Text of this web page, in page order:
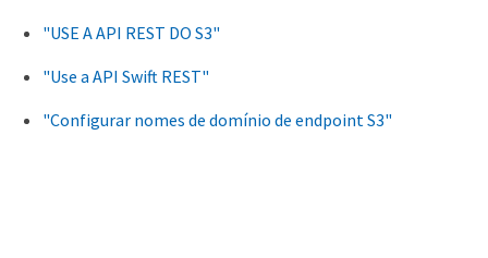
"USE A API REST DO S3"
"Use a API Swift REST"
"Configurar nomes de domínio de endpoint S3"